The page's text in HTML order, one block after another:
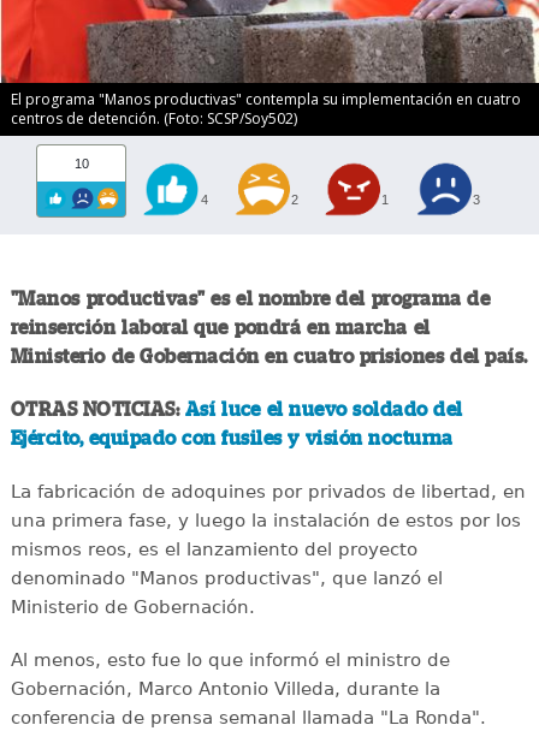
El programa "Manos productivas" contempla su implementación en cuatro
centros de detención. (Foto: SCSP/Soy502)
10
4 2 1 3
"Manos productivas" es el nombre del programa de
reinserción laboral que pondrá en marcha el
Ministerio de Gobernación en cuatro prisiones del país.
OTRAS NOTICIAS: Así luce el nuevo soldado del
Ejército, equipado con fusiles y visión nocturna
La fabricación de adoquines por privados de libertad, en
una primera fase, y luego la instalación de estos por los
mismos reos, es el lanzamiento del proyecto
denominado "Manos productivas", que lanzó el
Ministerio de Gobernación.
Al menos, esto fue lo que informó el ministro de
Gobernación, Marco Antonio Villeda, durante la
conferencia de prensa semanal llamada "La Ronda".